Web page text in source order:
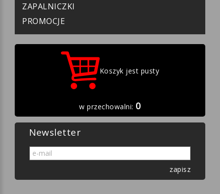
ZAPALNICZKI
PROMOCJE
Koszyk jest pusty
w przechowalni: 0
Newsletter
zapisz